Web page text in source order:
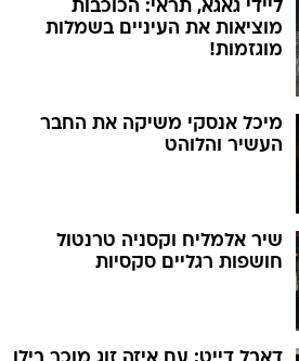
ליידי גאגא, תראי: הכוכבות
מוציאות את העיניים בשמלות
מוגזמות!
מיכל אנסקי משיקה את החבר
העשיר והלוהט
שיר אלמליח וקסניה טרנטול
חושפות רגליים סקסיות